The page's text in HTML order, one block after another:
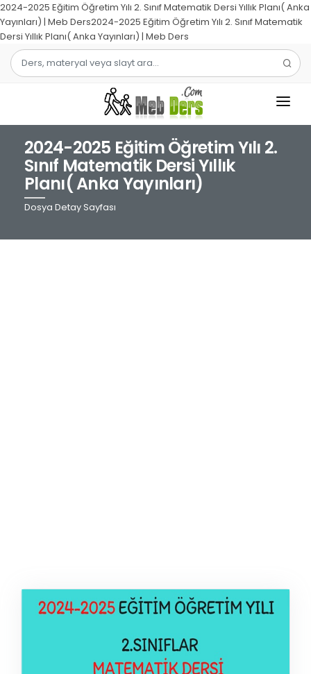
2024-2025 Eğitim Öğretim Yılı 2. Sınıf Matematik Dersi Yıllık Planı( Anka
Yayınları) | Meb Ders2024-2025 Eğitim Öğretim Yılı 2. Sınıf Matematik
Dersi Yıllık Planı( Anka Yayınları) | Meb Ders
1.SINIF
2.SINIF
3.SINIF
4.SINIF
2024-2025 Eğitim Öğretim Yılı 2.
Sınıf Matematik Dersi Yıllık
Planı( Anka Yayınları)
Dosya Detay Sayfası